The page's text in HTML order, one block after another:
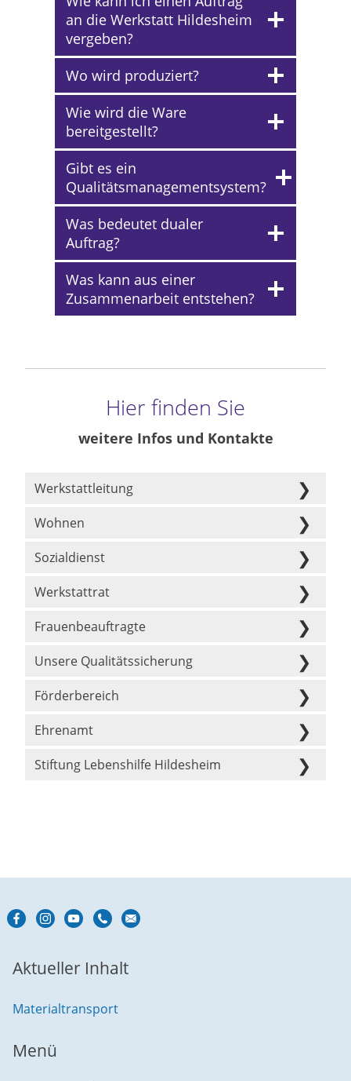
an die Werkstatt Hildesheim
vergeben?
Wo wird produziert?
Wie wird die Ware
bereitgestellt?
Gibt es ein
Qualitätsmanagementsystem?
Was bedeutet dualer
Auftrag?
Was kann aus einer
Zusammenarbeit entstehen?
Hier finden Sie
weitere Infos und Kontakte
Werkstattleitung
Wohnen
Sozialdienst
Werkstattrat
Frauenbeauftragte
Unsere Qualitätssicherung
Förderbereich
Ehrenamt
Stiftung Lebenshilfe Hildesheim
Aktueller Inhalt
Materialtransport
Menü